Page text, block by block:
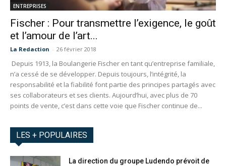
ENTREPRISES
Fischer : Pour transmettre l’exigence, le goût
et l’amour de l’art...
La Redaction - 26 février 2018
Depuis 1913, la Boulangerie Fischer en tant qu’entreprise familiale,
n’a cessé de se développer. Depuis toujours, l’intégrité, la
responsabilité et la fiabilité font partie des principes partagés avec
ses collaborateurs et ses clients. Aujourd’hui, avec plus de 70
points de vente, c’est dans cette voie que Fischer continue de...
LES + POPULAIRES
La direction du groupe Ludendo prévoit de